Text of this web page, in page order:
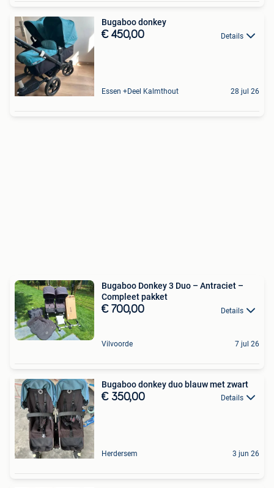
Bugaboo donkey
€ 450,00 Details
Essen +Deel Kalmthout 28 jul 26
Bugaboo Donkey 3 Duo – Antraciet –
Compleet pakket
€ 700,00 Details
Vilvoorde 7 jul 26
Bugaboo donkey duo blauw met zwart
€ 350,00 Details
Herdersem 3 jun 26